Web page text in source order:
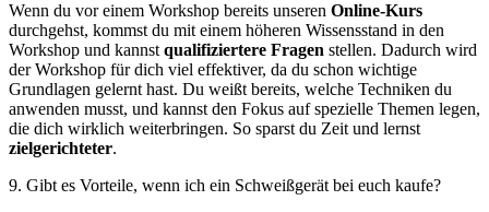
Wenn du vor einem Workshop bereits unseren Online-Kurs
durchgehst, kommst du mit einem höheren Wissensstand in den
Workshop und kannstqualifiziertere Fragen stellen. Dadurch wird
der Workshop für dich viel effektiver, da du schon wichtige
Grundlagen gelernt hast. Du weißt bereits, welche Techniken du
anwenden musst, und kannst den Fokus auf spezielle Themen legen,
die dich wirklich weiterbringen. So sparst du Zeit und lernst
zielgerichteter.
9. Gibt es Vorteile, wenn ich ein Schweißgerät bei euch kaufe?